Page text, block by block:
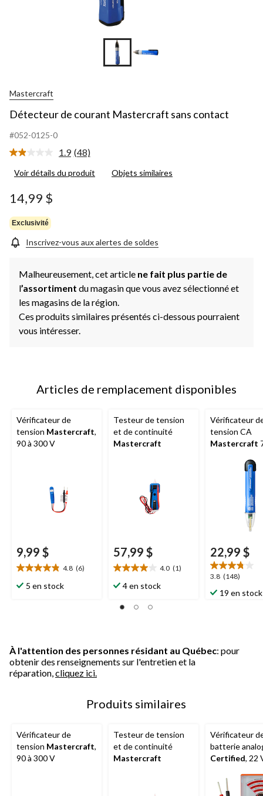
Mastercraft
Détecteur de courant Mastercraft sans contact
#052-0125-0
1.9 Lire
48
(48)
Voir détails du produit Objets similaires
14,99 $
Exclusivité
Inscrivez-vous aux alertes de soldes
Malheureusement, cet article ne fait plus partie de
l’assortiment du magasin que vous avez sélectionné et
les magasins de la région.
Ces produits similaires présentés ci-dessous pourraient
vous intéresser.
Articles de remplacement disponibles
Vérificateur de
tension Mastercraft,
90 à 300 V
9,99 $
4.8 (6)
4.8
étoile(s)
5 en stock
Testeur de tension
et de continuité
Mastercraft
57,99 $
4.0 (1)
4.0
étoile(s)
5.
4 en stock
Vérificateur
tension CA
Mastercraft
DEL et
intégrée, bleu
22,99 $
3.8 (148)
3.8
étoile(s)
sur
19 en stock
À l'attention des personnes résidant au Québec: pour
obtenir des renseignements sur l'entretien et la
réparation, cliquez ici.
Produits similaires
Vérificateur de
tension Mastercraft,
90 à 300 V
Testeur de tension
et de continuité
Mastercraft
Vérificateur
batterie
Certified, 22